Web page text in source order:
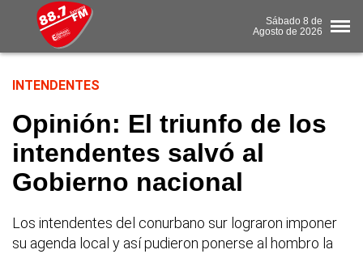
Sábado 8 de
Agosto de 2026
INTENDENTES
Opinión: El triunfo de los
intendentes salvó al
Gobierno nacional
Los intendentes del conurbano sur lograron imponer
su agenda local y así pudieron ponerse al hombro la